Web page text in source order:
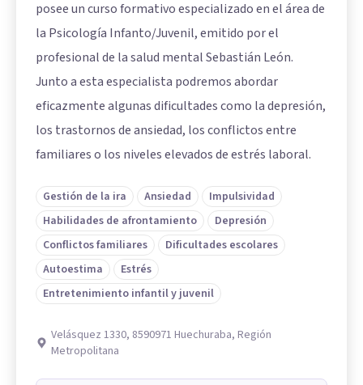
posee un curso formativo especializado en el área de
la Psicología Infanto/Juvenil, emitido por el
profesional de la salud mental Sebastián León.
Junto a esta especialista podremos abordar
eficazmente algunas dificultades como la depresión,
los trastornos de ansiedad, los conflictos entre
familiares o los niveles elevados de estrés laboral.
Gestión de la ira Ansiedad
Impulsividad
Habilidades de afrontamiento
Depresión
Conflictos familiares
Dificultades escolares
Autoestima
Estrés
Entretenimiento infantil y juvenil
Velásquez 1330, 8590971 Huechuraba, Región
Metropolitana